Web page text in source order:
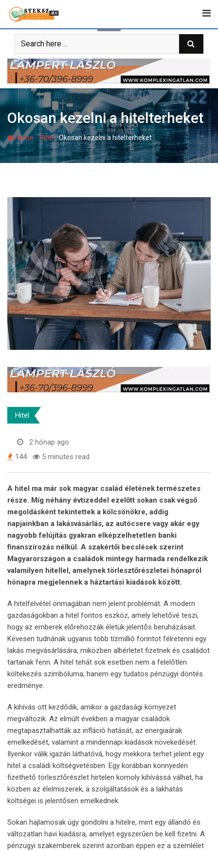
content
Okosan kezelni a hitelterheket
Home-Hitel-Okosan kezelni a hitelterheket
Hitel
2 hónap ago
144
5 minutes read
A hitel ma már sok magyar család életének természetes
része. Míg néhány évtizeddel ezelőtt sokan csak végső
megoldásként tekintettek a kölcsönökre, addig
napjainkban a lakásvásárlás, az autócsere vagy akár egy
nagyobb felújítás gyakran elképzelhetetlen banki
finanszírozás nélkül. A szakértői becslések szerint
Magyarországon a családok mintegy harmada rendelkezik
valamilyen hitellel, amelynek törlesztőrészletei hónapról
hónapra megjelennek a háztartási kiadások között.
A hitelfelvétel önmagában nem jelent problémát. A modern
gazdaságokban a hitel fontos eszköz, amely lehetővé teszi,
hogy az emberek előrehozzák életük jelentős beruházásait.
Kevesen tudnának ugyanis több tízmillió forintot félretenni egy
lakás megvásárlására, miközben albérletet fizetnek és családot
tartanak fenn. A hitel tehát sok esetben nem a felelőtlen
költekezés szimbóluma, hanem egy tudatos pénzügyi döntés
eredménye.
A kihívás ott kezdődik, amikor a gazdasági környezet
megváltozik. Az elmúlt években a magyar családok
megtapasztalhatták az infláció hatását, az energiaárak
emelkedését, valamint a mindennapi kiadások növekedését.
Ilyenkor válik igazán láthatóvá, hogy mekkora terhet jelent egy
hitel a családi költségvetésben. Egy korábban könnyedén
fizethető törlesztőrészlet hirtelen komoly kihívássá válhat, ha
közben az élelmiszerek, a szolgáltatások és a lakhatás
költségei is jelentősen emelkednek.
Sokan hajlamosak úgy gondolni a hitelre, mint egy állandó és
változatlan havi kiadásra, amelyet egyszerűen be kell fizetni. A
pénzügyi szakemberek szerint azonban éppen ez a szemlélet